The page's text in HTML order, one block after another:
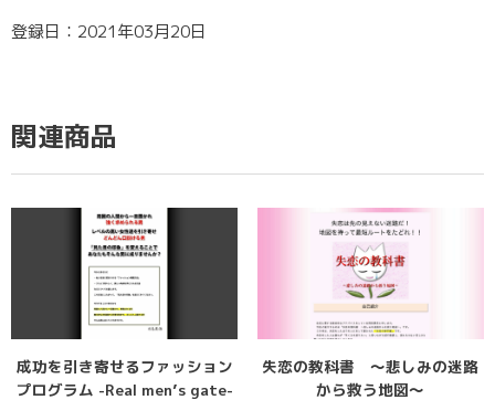
登録日：2021年03月20日
関連商品
成功を引き寄せるファッション
プログラム -Real men’s gate-
失恋の教科書 〜悲しみの迷路
から救う地図〜